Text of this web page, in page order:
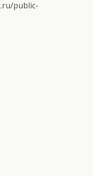
public-